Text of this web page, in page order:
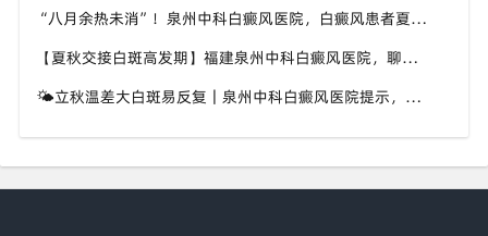
“八月余热未消”！泉州中科白癜风医院，白癜风患者夏秋交替，这几件事要记牢
【夏秋交接白斑高发期】福建泉州中科白癜风医院，聊聊入秋后白癜风该如何科学照料
🌤立秋温差大白斑易反复｜泉州中科白癜风医院提示，换季时期白斑养护千万别松懈